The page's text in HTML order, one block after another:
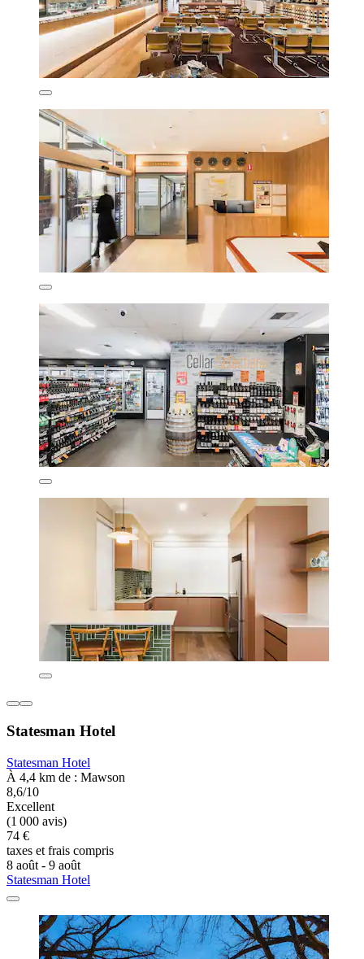
Statesman Hotel
Statesman Hotel
À 4,4 km de : Mawson
8,6/10
Excellent
(1 000 avis)
74 €
taxes et frais compris
8 août - 9 août
Statesman Hotel